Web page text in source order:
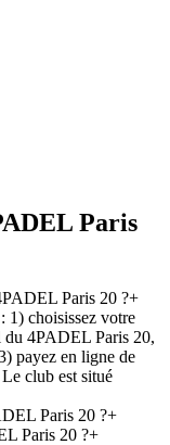
Paris
Paris 20 ?+
1) choisissez votre
du 4PADEL Paris 20,
payez en ligne de
club est situé
Paris 20 ?+
Paris 20 ?+